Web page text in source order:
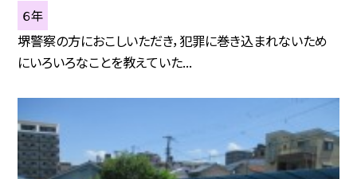
６年
堺警察の方におこしいただき，犯罪に巻き込まれないため
にいろいろなことを教えていた...